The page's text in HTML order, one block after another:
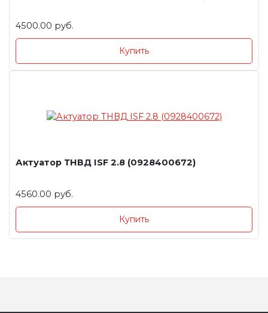
4500.00 руб.
Купить
Актуатор ТНВД ISF 2.8 (0928400672)
4560.00 руб.
Купить